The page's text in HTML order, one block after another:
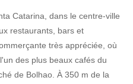
Catarina, dans le centre-ville
restaurants, bars et
très appréciée, où
des plus beaux cafés du
de Bolhao. À 350 m de la